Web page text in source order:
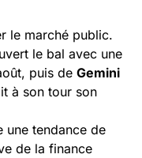
le marché public.
le bal avec une
puis de Gemini
à son tour son
une tendance de
de la finance